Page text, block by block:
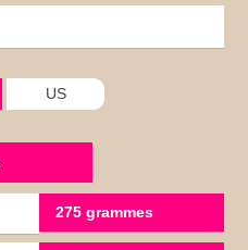
US
275 grammes